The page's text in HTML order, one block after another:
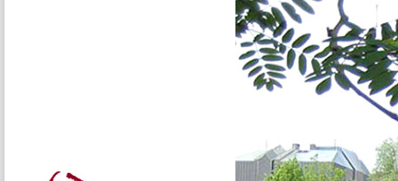
Leitbild und Satzung
Vorstand
Familien planen gemeinsam - unsere Baugruppe WmK4 trifft sich